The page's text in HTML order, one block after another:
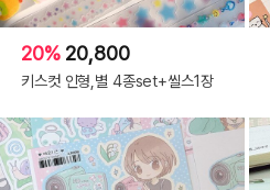
20% 20,800
키스컷 인형,별 4종set+씰스1장